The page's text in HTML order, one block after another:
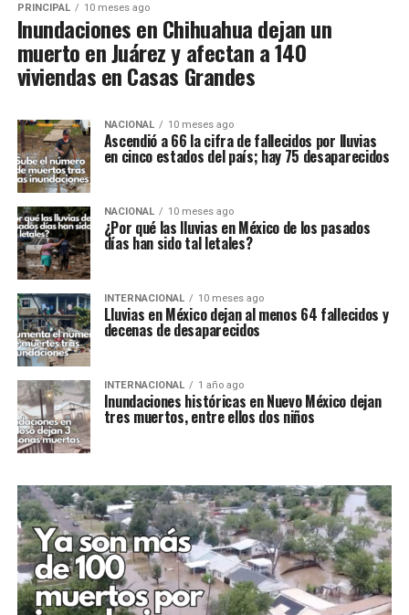
PRINCIPAL 10 meses ago
Inundaciones en Chihuahua dejan un
muerto en Juárez y afectan a 140
viviendas en Casas Grandes
NACIONAL 10 meses ago
Ascendió a 66 la cifra de fallecidos por lluvias
en cinco estados del país; hay 75 desaparecidos
NACIONAL 10 meses ago
¿Por qué las lluvias en México de los pasados
días han sido tal letales?
INTERNACIONAL 10 meses ago
Lluvias en México dejan al menos 64 fallecidos y
decenas de desaparecidos
INTERNACIONAL 1 año ago
Inundaciones históricas en Nuevo México dejan
tres muertos, entre ellos dos niños